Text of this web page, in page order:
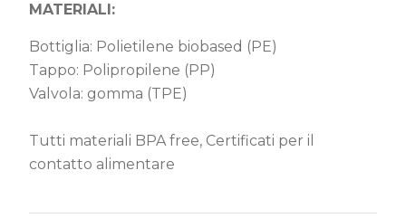
MATERIALI:
Bottiglia: Polietilene biobased (PE)
Tappo: Polipropilene (PP)
Valvola: gomma (TPE)
Tutti materiali BPA free, Certificati per il
contatto alimentare